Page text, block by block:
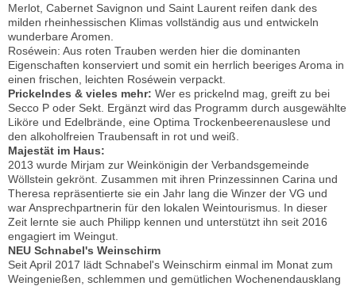
Merlot, Cabernet Savignon und Saint Laurent reifen dank des
milden rheinhessischen Klimas vollständig aus und entwickeln
wunderbare Aromen.
Roséwein: Aus roten Trauben werden hier die dominanten
Eigenschaften konserviert und somit ein herrlich beeriges Aroma in
einen frischen, leichten Roséwein verpackt.
Prickelndes & vieles mehr: Wer es prickelnd mag, greift zu bei
Secco P oder Sekt. Ergänzt wird das Programm durch ausgewählte
Liköre und Edelbrände, eine Optima Trockenbeerenauslese und
den alkoholfreien Traubensaft in rot und weiß.
Majestät im Haus:
2013 wurde Mirjam zur Weinkönigin der Verbandsgemeinde
Wöllstein gekrönt. Zusammen mit ihren Prinzessinnen Carina und
Theresa repräsentierte sie ein Jahr lang die Winzer der VG und
war Ansprechpartnerin für den lokalen Weintourismus. In dieser
Zeit lernte sie auch Philipp kennen und unterstützt ihn seit 2016
engagiert im Weingut.
NEU Schnabel's Weinschirm
Seit April 2017 lädt Schnabel's Weinschirm einmal im Monat zum
Weingenießen, schlemmen und gemütlichen Wochenendausklang